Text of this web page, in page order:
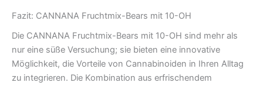
Fazit: CANNANA Fruchtmix-Bears mit 10-OH
Die CANNANA Fruchtmix-Bears mit 10-OH sind mehr als
nur eine süße Versuchung; sie bieten eine innovative
Möglichkeit, die Vorteile von Cannabinoiden in Ihren Alltag
zu integrieren. Die Kombination aus erfrischendem